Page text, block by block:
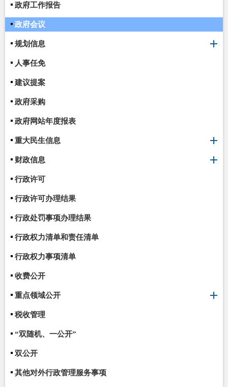
政府工作报告
政府会议
规划信息
人事任免
建议提案
政府采购
政府网站年度报表
重大民生信息
财政信息
行政许可
行政许可办理结果
行政处罚事项办理结果
行政权力清单和责任清单
行政权力事项清单
收费公开
重点领域公开
税收管理
“双随机、一公开”
双公开
其他对外行政管理服务事项